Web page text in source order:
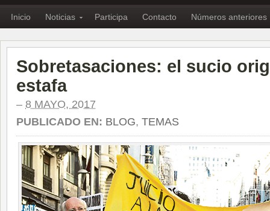
Inicio Noticias Participa Contacto Números anteriores
Sobretasaciones: el sucio
estafa
– 8 MAYO, 2017
PUBLICADO EN: BLOG, TEMAS